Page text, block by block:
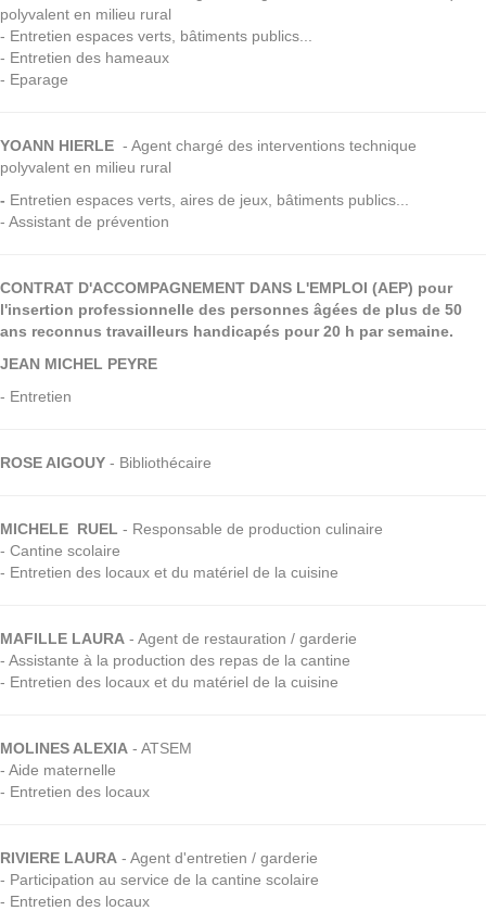
polyvalent en milieu rural
- Entretien espaces verts, bâtiments publics...
- Entretien des hameaux
- Eparage
YOANN HIERLE - Agent chargé des interventions technique
polyvalent en milieu rural
- Entretien espaces verts, aires de jeux, bâtiments publics...
- Assistant de prévention
CONTRAT D'ACCOMPAGNEMENT DANS L'EMPLOI (AEP) pour
l'insertion professionnelle des personnes âgées de plus de 50
ans reconnus travailleurs handicapés pour 20 h par semaine.
JEAN MICHEL PEYRE
- Entretien
ROSE AIGOUY - Bibliothécaire
MICHELE RUEL - Responsable de production culinaire
- Cantine scolaire
- Entretien des locaux et du matériel de la cuisine
MAFILLE LAURA - Agent de restauration / garderie
- Assistante à la production des repas de la cantine
- Entretien des locaux et du matériel de la cuisine
MOLINES ALEXIA - ATSEM
- Aide maternelle
- Entretien des locaux
RIVIERE LAURA - Agent d'entretien / garderie
- Participation au service de la cantine scolaire
- Entretien des locaux